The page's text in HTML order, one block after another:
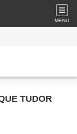
MENU
TUDOR